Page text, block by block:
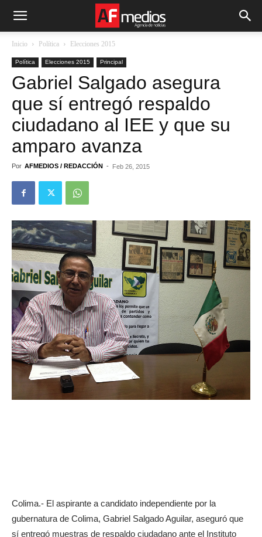
Inicio Política Elecciones 2015
Política Elecciones 2015 Principal
Gabriel Salgado asegura
que sí entregó respaldo
ciudadano al IEE y que su
amparo avanza
Por AFMEDIOS / REDACCIÓN - Feb 26, 2015
Colima.- El aspirante a candidato independiente por la
gubernatura de Colima, Gabriel Salgado Aguilar, aseguró que
sí entregó muestras de respaldo ciudadano ante el Instituto